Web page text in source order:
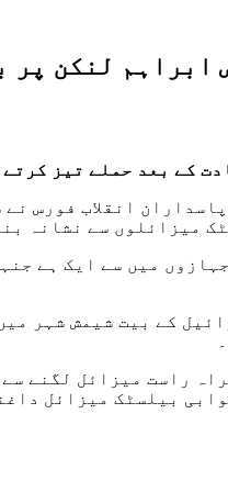
لنکن پر
کے بعد حملے تیز
انقلاب فورس
میزائلوں سے نشانہ
میں سے ایک ہے
بیلسٹک میزائل